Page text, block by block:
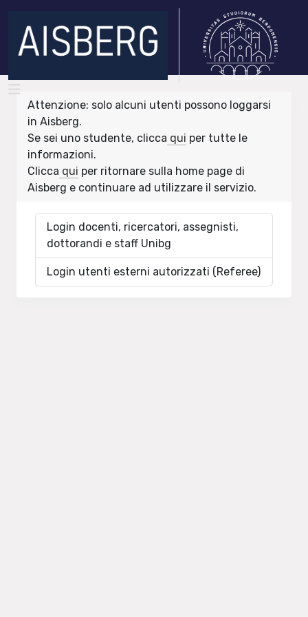
Attenzione: solo alcuni utenti possono loggarsi
in Aisberg.
Se sei uno studente, clicca qui per tutte le
informazioni.
Clicca qui per ritornare sulla home page di
Aisberg e continuare ad utilizzare il servizio.
Login docenti, ricercatori, assegnisti,
dottorandi e staff Unibg
Login utenti esterni autorizzati (Referee)